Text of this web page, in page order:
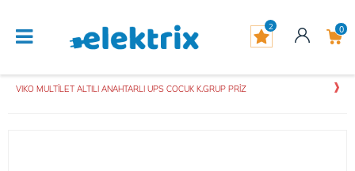
0
2
VIKO MULTİLET ALTILI ANAHTARLI UPS COCUK K.GRUP PRİZ